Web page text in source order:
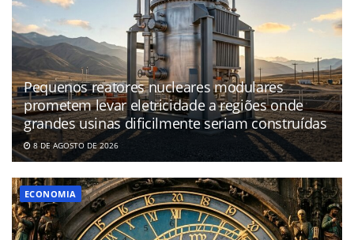
Pequenos reatores nucleares modulares
prometem levar eletricidade a regiões onde
grandes usinas dificilmente seriam construídas
8 DE AGOSTO DE 2026
ECONOMIA